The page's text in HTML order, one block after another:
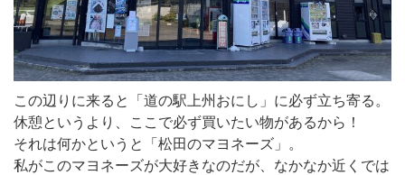
この辺りに来ると「道の駅上州おにし」に必ず立ち寄る。
休憩というより、ここで必ず買いたい物があるから！
それは何かというと「松田のマヨネーズ」。
私がこのマヨネーズが大好きなのだが、なかなか近くでは